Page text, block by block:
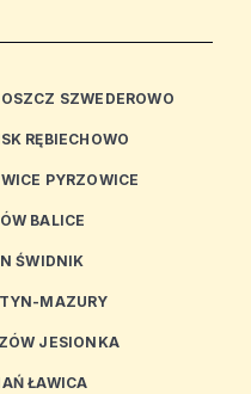
SZWEDEROWO
RĘBIECHOWO
PYRZOWICE
BALICE
ŚWIDNIK
MAZURY
JESIONKA
ŁAWICA